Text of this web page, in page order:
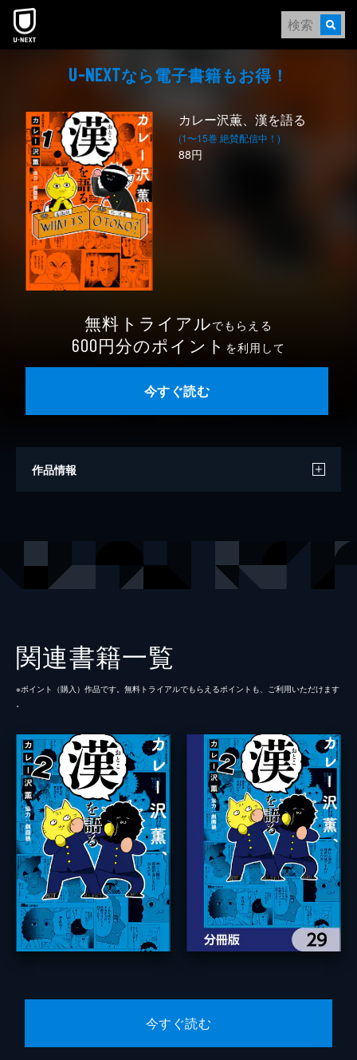
本文へスキップ
U-NEXTなら電⼦書籍もお得！
カレー沢薫、漢を語る
(1〜15巻 絶賛配信中！)
88円
無料トライアルでもらえる
600円分のポイント を利用して
今すぐ読む
作品情報
協力
KADOKAWA
関連書籍一覧
※ポイント（購⼊）作品です。無料トライアルでもらえるポイントも、ご利⽤いただけます
。
今すぐ読む